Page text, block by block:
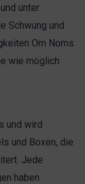
unter
Schwung und
Om Noms
wie möglich
und wird
und Boxen, die
Jede
haben